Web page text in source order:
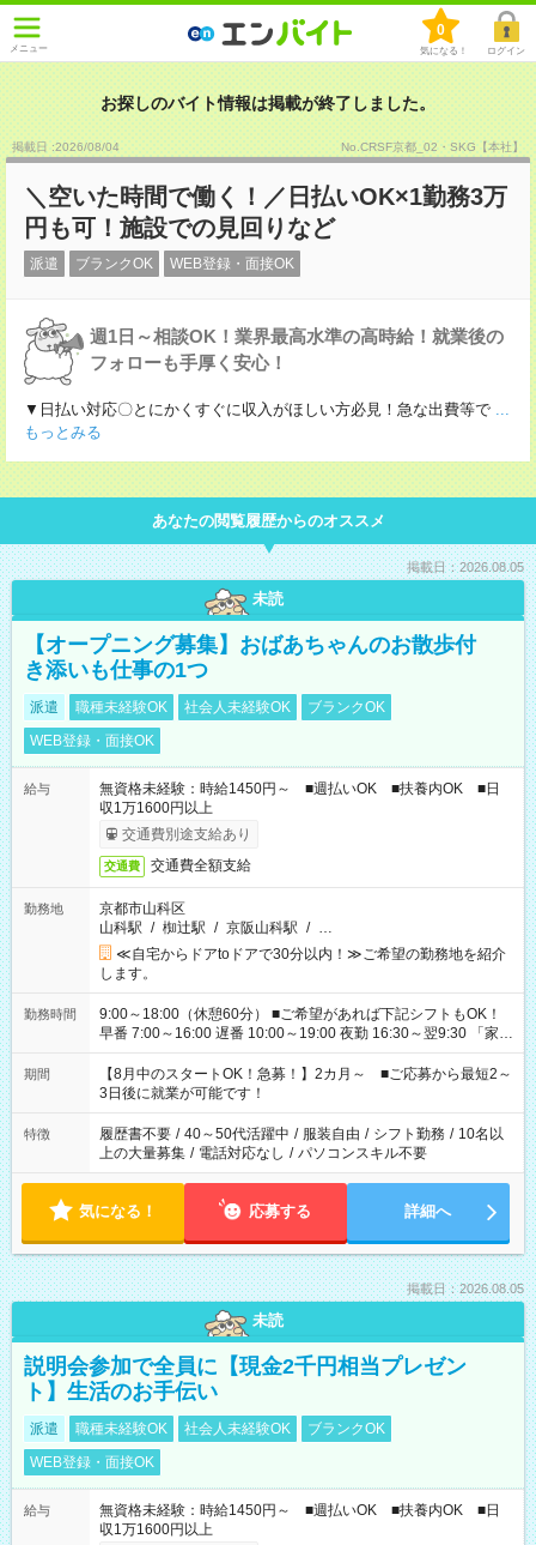
メニュー
0
気になる！ ログイン
お探しのバイト情報は掲載が終了しました。
掲載日 :2026/08/04 No.CRSF京都_02・SKG【本社】
＼空いた時間で働く！／日払いOK×1勤務3万
円も可！施設での見回りなど
派遣 ブランクOK WEB登録・面接OK
週1日～相談OK！業界最高水準の高時給！就業後の
フォローも手厚く安心！
▼日払い対応〇とにかくすぐに収入がほしい方必見！急な出費等で ...
もっとみる
あなたの閲覧履歴からのオススメ
掲載日：2026.08.05
未読
【オープニング募集】おばあちゃんのお散歩付
き添いも仕事の1つ
派遣 職種未経験OK 社会人未経験OK
ブランクOK
WEB登録・面接OK
給与
無資格未経験：時給1450円～ ■週払いOK ■扶養内OK ■日
収1万1600円以上
交通費別途支給あり
交通費 交通費全額支給
勤務地
京都市山科区
山科駅 / 椥辻駅 / 京阪山科駅 / …
≪自宅からドアtoドアで30分以内！≫ご希望の勤務地を紹介
します。
勤務時間
9:00～18:00（休憩60分） ■ご希望があれば下記シフトもOK！
早番 7:00～16:00 遅番 10:00～19:00 夜勤 16:30～翌9:30 「家族
と休みを合わせたい」 「余裕を持って夕飯の準備がしたい」
「できれば残業はしたくない」 など、ご希望を教えてください
ね。 ※Wワーク希望の方へ 今ご覧のお仕事で希望する勤務時間
と、もう1つのお仕事の勤務時間。 合計で週40時間を超える場
合は応募できません。
期間
【8月中のスタートOK！急募！】2カ月～ ■ご応募から最短2～
3日後に就業が可能です！
特徴 履歴書不要 / 40～50代活躍中 / 服装自由 / シフト勤務 / 10名以
上の大量募集 / 電話対応なし / パソコンスキル不要
気になる！ 応募する 詳細へ
掲載日：2026.08.05
未読
説明会参加で全員に【現金2千円相当プレゼン
ト】生活のお手伝い
派遣 職種未経験OK 社会人未経験OK
ブランクOK
WEB登録・面接OK
給与
無資格未経験：時給1450円～ ■週払いOK ■扶養内OK ■日
収1万1600円以上